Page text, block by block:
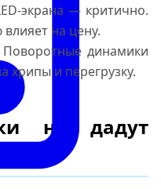
экрана — критично.
на цену.
Поворотные динамики
хрипы и перегрузку.
не дадут